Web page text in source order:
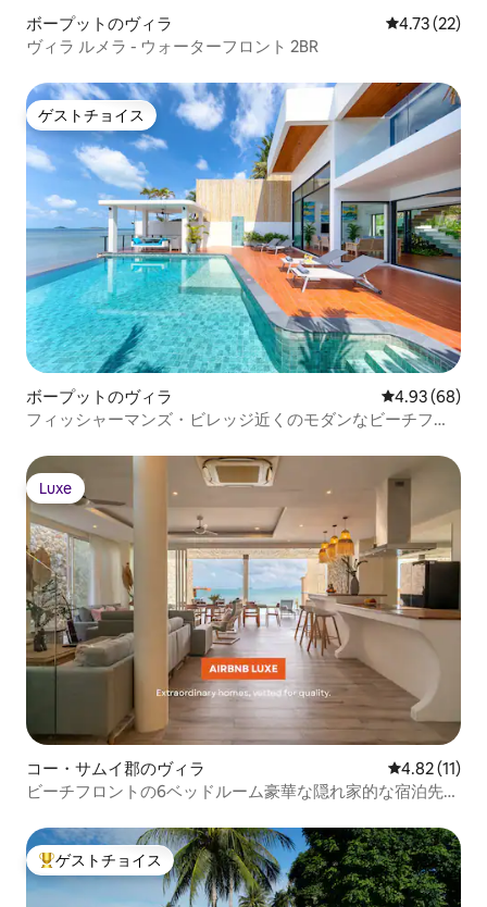
ボープットのヴィラ レビュー22
4.73 (22)
ヴィラ ルメラ - ウォーターフロント 2BR
ゲストチョイス
ゲストチョイス
ボープットのヴィラ レビュー68
4.93 (68)
フィッシャーマンズ・ビレッジ近くのモダンなビーチフロ
Luxe
Luxe
コー・サムイ郡のヴィラ レビュー11
4.82 (11)
ビーチフロントの6ベッドルーム豪華な隠れ家的な宿泊先
大好評のゲストチョイスです。
ゲストチョイス